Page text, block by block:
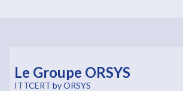
Le Groupe ORSYS
ITTCERT by ORSYS